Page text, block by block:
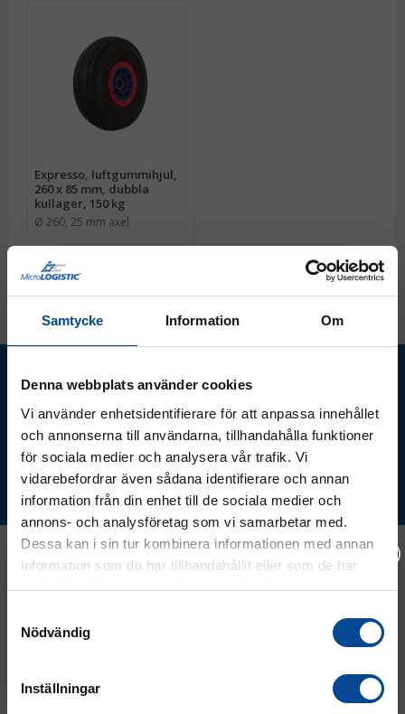
Samtycke Information Om
Denna webbplats använder cookies
Vi använder enhetsidentifierare för att anpassa innehållet
och annonserna till användarna, tillhandahålla funktioner
för sociala medier och analysera vår trafik. Vi
vidarebefordrar även sådana identifierare och annan
information från din enhet till de sociala medier och
annons- och analysföretag som vi samarbetar med.
Dessa kan i sin tur kombinera informationen med annan
information som du har tillhandahållit eller som de har
samlat in när du har använt deras tjänster.
Nödvändig
Inställningar
Expresso, luftgummihjul,
260 x 85 mm, dubbla
kullager, 150 kg
Ø 260, 25 mm axel
1 365 kr
nyheter!
Prenumerera
Kontakt
info@micrologistic.com